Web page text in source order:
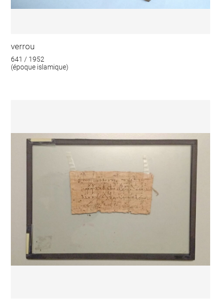
verrou
641 / 1952
(époque islamique)